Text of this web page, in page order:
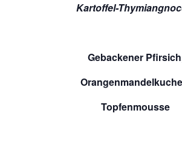
Kartoffel-
Gebackener
Topfenmousse